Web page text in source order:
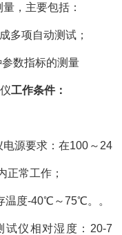
，主要包括：
多项自动测试；
数指标的测量
工作条件：
源要求：在100～24
正常工作；
温度-40℃～75℃。。
试仪相对湿度：20-7